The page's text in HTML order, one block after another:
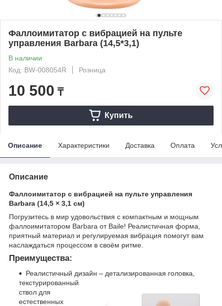
Фаллоимитатор с вибрацией на пульте
управления Barbara (14,5*3,1)
В наличии
Код: BW-008054R
Розница
10 500 ₸
Купить
Описание Характеристики Доставка Оплата
Описание
Фаллоимитатор с вибрацией на пульте управления
Barbara (14,5 × 3,1 см)
Погрузитесь в мир удовольствия с компактным и мощным
фаллоимитатором Barbara от Baile! Реалистичная форма,
приятный материал и регулируемая вибрация помогут вам
наслаждаться процессом в своём ритме.
Преимущества:
Реалистичный дизайн – детализированная головка,
текстурированный
ствол для
естественных